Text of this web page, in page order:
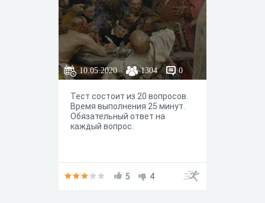
10.05.2020 1304 0
Тест состоит из 20 вопросов.
Время выполнения 25 минут.
Обязательный ответ на
каждый вопрос.
5 4